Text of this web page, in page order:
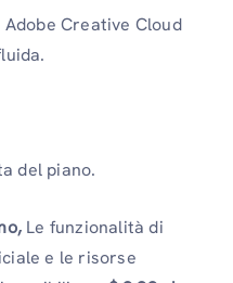
Creative Cloud
del piano.
Le funzionalità di
e le risorse